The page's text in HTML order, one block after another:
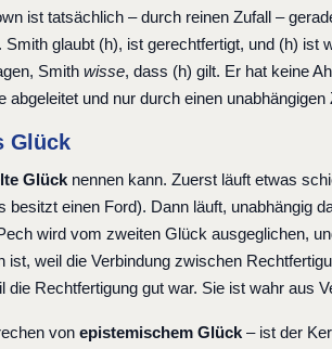
ist tatsächlich – durch reinen Zufall –
glaubt (h), ist gerechtfertigt, und (h) ist
Smith wisse, dass (h) gilt. Er hat keine
und nur durch einen unabhängigen
Glück
Glück nennen kann. Zuerst läuft etwas
einen Ford). Dann läuft, unabhängig
wird vom zweiten Glück ausgeglichen,
weil die Verbindung zwischen
die Rechtfertigung gut war. Sie ist wahr aus
von epistemischem Glück – ist der